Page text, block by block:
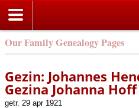
Our Family Genealogy Pages
Gezin: Johannes
Gezina Johanna Hoff
getr. 29 apr 1921